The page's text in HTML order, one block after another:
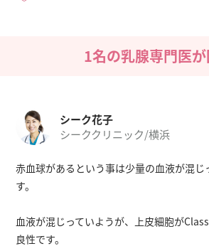
1名の乳腺専門医
シーク花子
シーククリニック/横浜
赤血球があるという事は少量の血液が混じ
す。
血液が混じっていようが、上皮細胞が
良性です。